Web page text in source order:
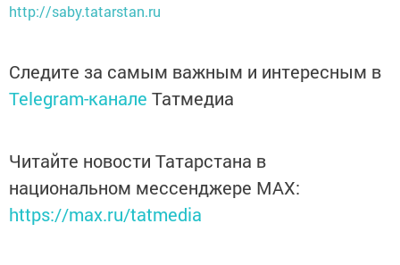
http://saby.tatarstan.ru
Следите за самым важным и интересным в
Telegram-канале Татмедиа
Читайте новости Татарстана в
национальном мессенджере MАХ:
https://max.ru/tatmedia